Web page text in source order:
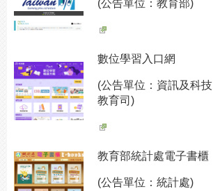
(公告單位：教育部)
數位學習入口網
(公告單位：資訊及科技
教育司)
教育部統計處電子書櫃
(公告單位：統計處)